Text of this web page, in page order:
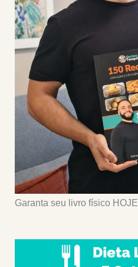
Garanta seu livro físico